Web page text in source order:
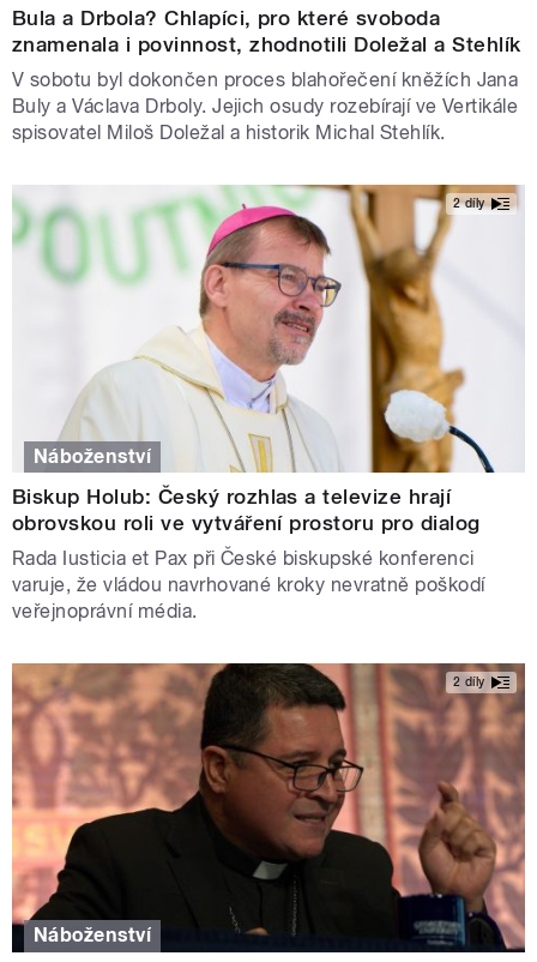
Bula a Drbola? Chlapíci, pro které svoboda
znamenala i povinnost, zhodnotili Doležal a Stehlík
V sobotu byl dokončen proces blahořečení kněžích Jana
Buly a Václava Drboly. Jejich osudy rozebírají ve Vertikále
spisovatel Miloš Doležal a historik Michal Stehlík.
2 díly
Náboženství
Biskup Holub: Český rozhlas a televize hrají
obrovskou roli ve vytváření prostoru pro dialog
Rada Iusticia et Pax při České biskupské konferenci
varuje, že vládou navrhované kroky nevratně poškodí
veřejnoprávní média.
2 díly
Náboženství